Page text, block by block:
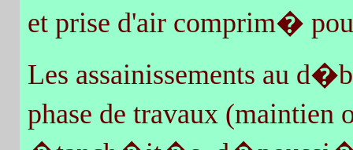
et prise d'air comprim�
Les assainissements au
phase de travaux (maintien